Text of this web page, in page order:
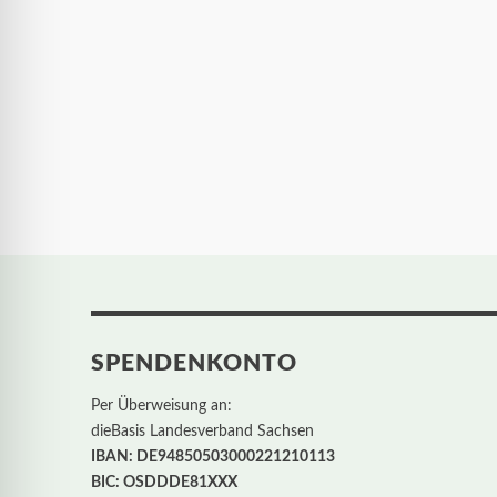
SPENDENKONTO
Per Überweisung an:
dieBasis Landesverband Sachsen
IBAN: DE94850503000221210113
BIC: OSDDDE81XXX